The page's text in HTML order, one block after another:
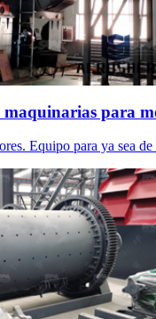
maquinarias para
Equipo para ya sea